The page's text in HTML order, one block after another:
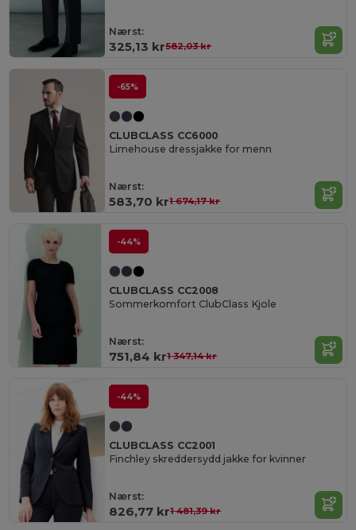
Nærst:
325,13 kr582,03 kr
-65%
CLUBCLASS CC6000
Limehouse dressjakke for menn
Nærst:
583,70 kr1 674,17 kr
-44%
CLUBCLASS CC2008
Sommerkomfort ClubClass Kjole
Nærst:
751,84 kr1 347,14 kr
-44%
CLUBCLASS CC2001
Finchley skreddersydd jakke for kvinner
Nærst:
826,77 kr1 481,39 kr